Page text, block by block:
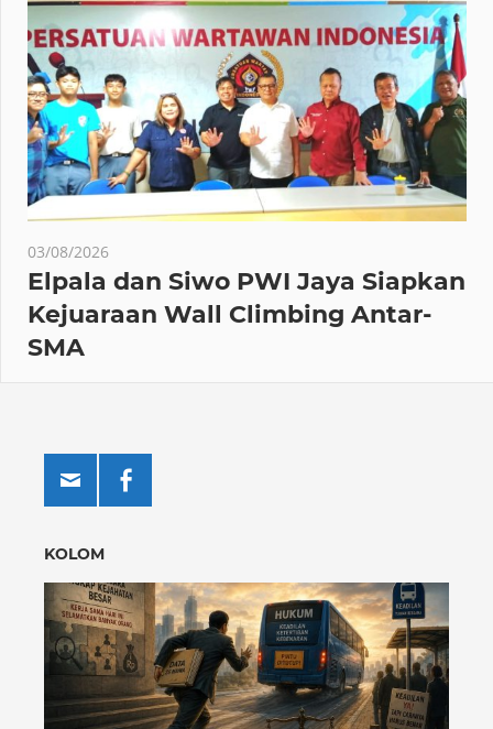
03/08/2026
Elpala dan Siwo PWI Jaya Siapkan
Kejuaraan Wall Climbing Antar-
SMA
KOLOM